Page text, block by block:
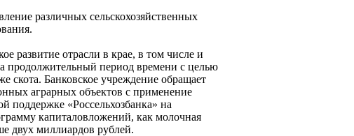
различных сельскохозяйственных
развитие отрасли в крае, в том числе и
продолжительный период времени с целью
скота. Банковское учреждение обращает
аграрных объектов с применение
поддержке «Россельхозбанка» на
капиталовложений, как молочная
двух миллиардов рублей.